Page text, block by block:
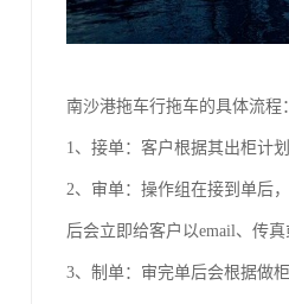
南沙港拖车行拖车的具体流程
1、接单：客户根据其出柜计
2、审单：操作组在接到单后
后会立即给客户以email、传
3、制单：审完单后会根据做